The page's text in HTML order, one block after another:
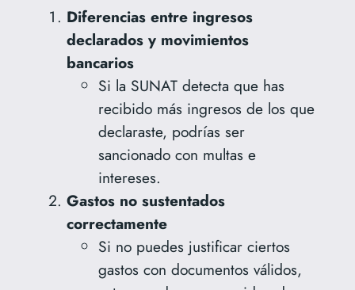
Diferencias entre ingresos
declarados y movimientos
bancarios
Si la SUNAT detecta que has
recibido más ingresos de los que
declaraste, podrías ser
sancionado con multas e
intereses.
Gastos no sustentados
correctamente
Si no puedes justificar ciertos
gastos con documentos válidos,